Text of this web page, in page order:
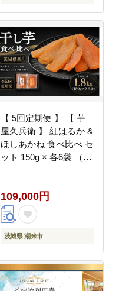
【 5回定期便 】 【 芋
屋久兵衛 】 紅はるか &
ほしあかね 食べ比べ セ
ット 150g × 各6袋 （
モ べにはるか 干し芋
干芋 野菜 やさい デザ
ート スイーツ おやつ
ギフト 贈答 プレゼント
109,000円
茨城県 潮来市